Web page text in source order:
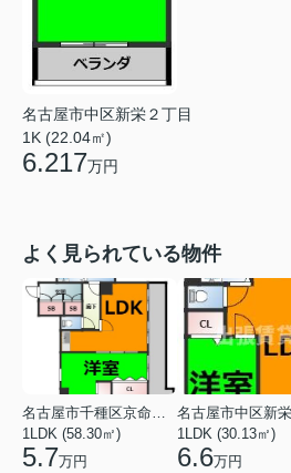
名古屋市中区新栄２丁目
1K (22.04㎡)
6.217万円
よく見られている物件
1LDK (58.30㎡)
5.7万円
1LDK (30.13㎡)
6.6万円